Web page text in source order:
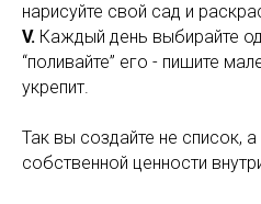
нарисуйте свой сад и
V. Каждый день выбирайте
“поливайте” его - пишите
укрепит.
Так вы создайте не список,
собственной ценности